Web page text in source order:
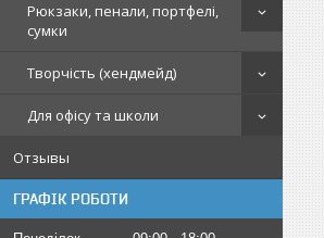
Рюкзаки, пенали, портфелі,
сумки
Творчість (хендмейд)
Для офісу та школи
Отзывы
ГРАФІК РОБОТИ